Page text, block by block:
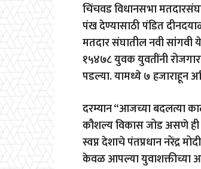
चिंचवड विधानसभा
पंख देण्यासाठी पंडित
मतदार संघातील नवी
१५४७८ युवक युवतींनी
पडल्या. यामध्ये ७ हजाराहून
दरम्यान “आजच्या बदलत्या
कौशल्य विकास जोड असणे
स्वप्न देशाचे पंतप्रधान नरेंद्र
केवळ आपल्या युवाशक्तीच्या